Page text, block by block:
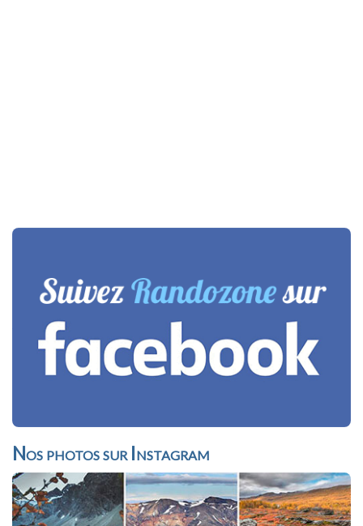
Nos photos sur Instagram